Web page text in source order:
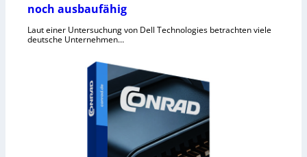
noch ausbaufähig
Laut einer Untersuchung von Dell Technologies betrachten viele
deutsche Unternehmen…